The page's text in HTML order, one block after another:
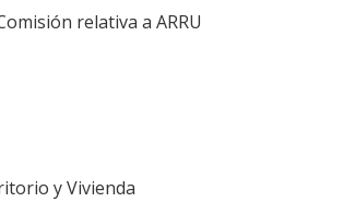
relativa a ARRU
y Vivienda